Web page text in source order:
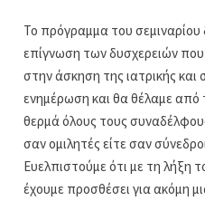
Το πρόγραμμα του
επίγνωση των δυσχερειών
στην άσκηση της ιατρικής και
ενημέρωση και θα θέλαμε
θερμά όλους τους
σαν ομιλητές είτε σαν
Ευελπιστούμε ότι με τη λήξη
έχουμε προσθέσει για ακόμη